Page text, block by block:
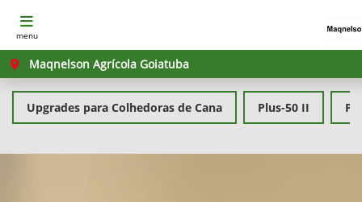
menu
Maqnelson Agrícola Goiatuba
Upgrades para Colhedoras de Cana Plus-50 II